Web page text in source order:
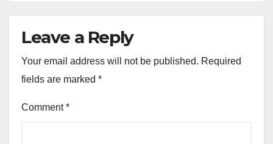
Leave a Reply
Your email address will not be published. Required
fields are marked *
Comment*